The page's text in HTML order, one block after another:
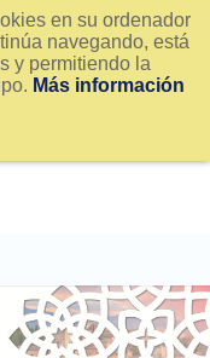
en su ordenador
navegando, está
y permitiendo la
Más información